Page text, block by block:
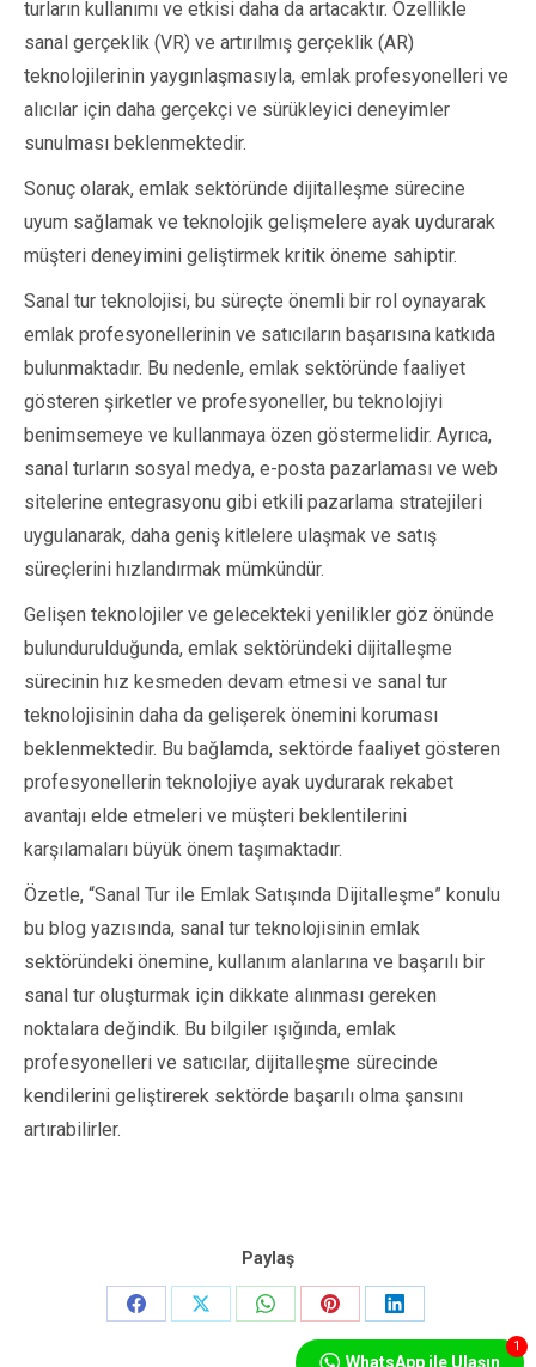
turların kullanımı ve etkisi daha da artacaktır. Özellikle
sanal gerçeklik (VR) ve artırılmış gerçeklik (AR)
teknolojilerinin yaygınlaşmasıyla, emlak profesyonelleri ve
alıcılar için daha gerçekçi ve sürükleyici deneyimler
sunulması beklenmektedir.
Sonuç olarak, emlak sektöründe dijitalleşme sürecine
uyum sağlamak ve teknolojik gelişmelere ayak uydurarak
müşteri deneyimini geliştirmek kritik öneme sahiptir.
Sanal tur teknolojisi, bu süreçte önemli bir rol oynayarak
emlak profesyonellerinin ve satıcıların başarısına katkıda
bulunmaktadır. Bu nedenle, emlak sektöründe faaliyet
gösteren şirketler ve profesyoneller, bu teknolojiyi
benimsemeye ve kullanmaya özen göstermelidir. Ayrıca,
sanal turların sosyal medya, e-posta pazarlaması ve web
sitelerine entegrasyonu gibi etkili pazarlama stratejileri
uygulanarak, daha geniş kitlelere ulaşmak ve satış
süreçlerini hızlandırmak mümkündür.
Gelişen teknolojiler ve gelecekteki yenilikler göz önünde
bulundurulduğunda, emlak sektöründeki dijitalleşme
sürecinin hız kesmeden devam etmesi ve sanal tur
teknolojisinin daha da gelişerek önemini koruması
beklenmektedir. Bu bağlamda, sektörde faaliyet gösteren
profesyonellerin teknolojiye ayak uydurarak rekabet
avantajı elde etmeleri ve müşteri beklentilerini
karşılamaları büyük önem taşımaktadır.
Özetle, “Sanal Tur ile Emlak Satışında Dijitalleşme” konulu
bu blog yazısında, sanal tur teknolojisinin emlak
sektöründeki önemine, kullanım alanlarına ve başarılı bir
sanal tur oluşturmak için dikkate alınması gereken
noktalara değindik. Bu bilgiler ışığında, emlak
profesyonelleri ve satıcılar, dijitalleşme sürecinde
kendilerini geliştirerek sektörde başarılı olma şansını
artırabilirler.
Paylaş
Share
Share
Share
Share
on
Share
on
WhatsApp ile Ulaşın
1